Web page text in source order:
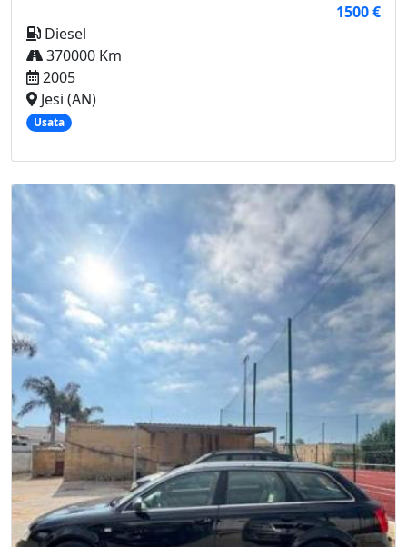
1500 €
Diesel
370000 Km
2005
Jesi (AN)
Usata